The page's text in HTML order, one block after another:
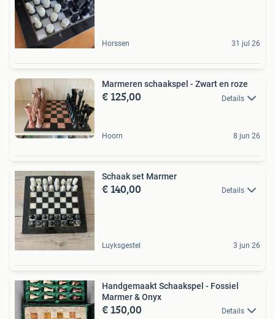
Horssen 31 jul 26
Marmeren schaakspel - Zwart en roze
€ 125,00 Details
Hoorn 8 jun 26
Schaak set Marmer
€ 140,00 Details
Luyksgestel 3 jun 26
Handgemaakt Schaakspel - Fossiel
Marmer & Onyx
€ 150,00 Details